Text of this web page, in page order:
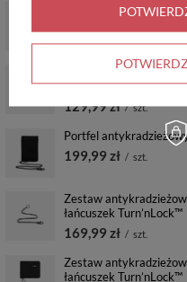
Portfel
299,99 zł / szt.
Zestaw
Dyneema
129,99 zł / szt.
Portfel
199,99 zł / szt.
Zestaw
łańcuszek Turn’nLock™
169,99 zł / szt.
Zestaw
łańcuszek Turn’nLock™